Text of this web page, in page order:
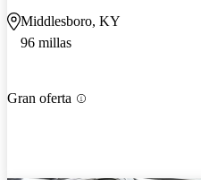
Middlesboro, KY
96 millas
Gran oferta